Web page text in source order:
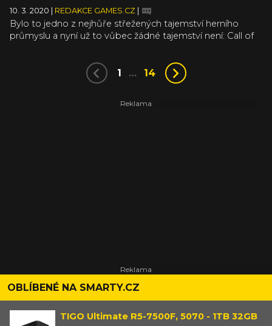
10. 3. 2020 REDAKCE GAMES.CZ
Bylo to jedno z nejhůře střežených tajemství herního
průmyslu a nyní už to vůbec žádné tajemství není: Call of
royale. Bude se jmenovat Warzone, má v rukávu několik
neobvyklých triků a my si ho dneska zahrajeme. Tedy,
aspoň se o to pokusíme.
1 … 14
OBLÍBENÉ NA SMARTY.CZ
TIGO Ultimate R5-7500F, 5070 - 1TB 32GB